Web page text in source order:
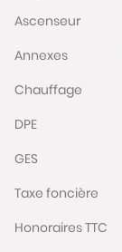
Ascenseur
Annexes
Chauffage
DPE
GES
Taxe foncière
Honoraires TTC